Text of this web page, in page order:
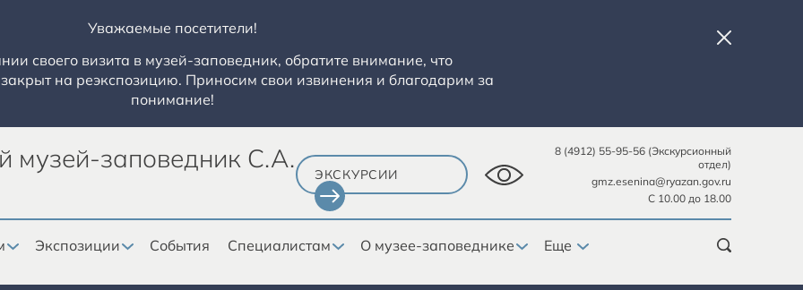
Уважаемые посетители!
своего визита в музей-заповедник, обратите внимание, что
на реэкспозицию. Приносим свои извинения и благодарим за
понимание!
музей-заповедник С.А.
ЭКСКУРСИИ
8 (4912) 55-95-56 (Экскурсионный
отдел)
gmz.esenina@ryazan.gov.ru
С 10.00 до 18.00
Экспозиции События Специалистам О музее-заповеднике Еще